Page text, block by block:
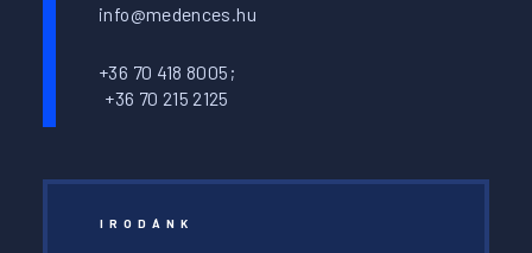
info@medences.hu
+36 70 418 8005;
+36 70 215 2125
IRODÁNK